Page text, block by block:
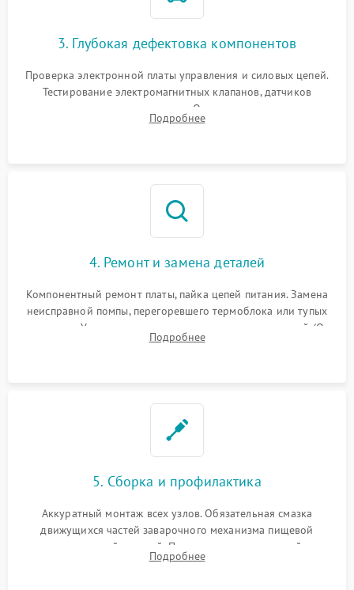
3. Глубокая дефектовка компонентов
Проверка электронной платы управления и силовых цепей.
Тестирование электромагнитных клапанов, датчиков
температуры и расходомера. Оценка степени износа
жерновов кофемолки, уплотнительных колец гидросистемы
Подробнее
4. Ремонт и замена деталей
Компонентный ремонт платы, пайка цепей питания. Замена
неисправной помпы, перегоревшего термоблока или тупых
жерновов. Установка новых силиконовых уплотнителей (O-
ring) и тефлоновых трубок для надежного устранения
Подробнее
5. Сборка и профилактика
Аккуратный монтаж всех узлов. Обязательная смазка
движущихся частей заварочного механизма пищевой
силиконовой смазкой. Проведение программной
декальцинации и очистки системы от кофейных масел.
Подробнее